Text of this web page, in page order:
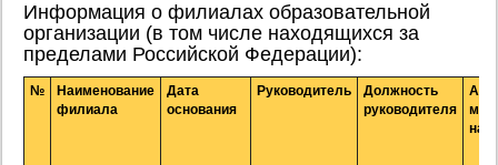
Информация о филиалах образовательной
организации (в том числе находящихся за
пределами Российской Федерации):
№
Наименование
филиала
Дата
основания
Руководитель
Должность
руководителя